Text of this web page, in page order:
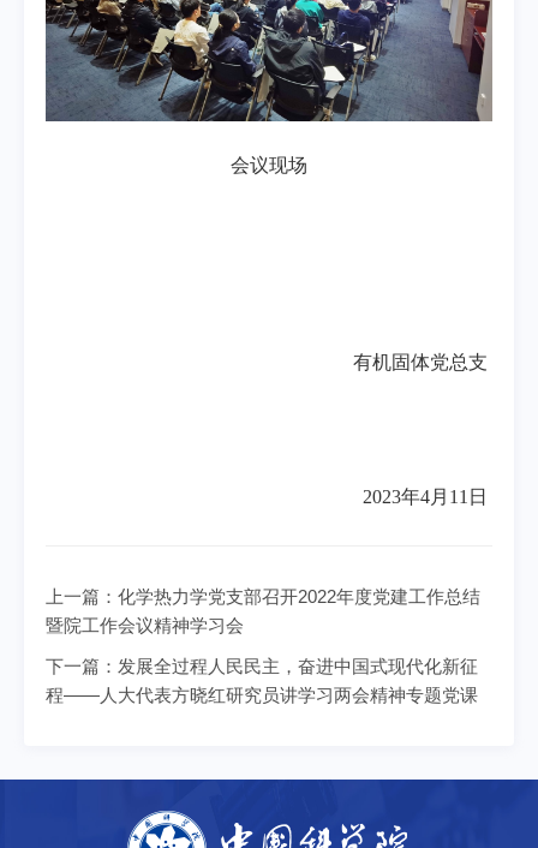
会议现场
有机固体党总支
2023年4月 11 日
上一篇： 化学热力学党支部召开2022年度党建工作总结
暨院工作会议精神学习会
下一篇： 发展全过程人民民主，奋进中国式现代化新征
程——人大代表方晓红研究员讲学习两会精神专题党课